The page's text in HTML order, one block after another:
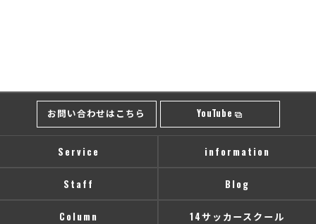
お問い合わせはこちら YouTube
Service information
Staff Blog
Column 14サッカースクール